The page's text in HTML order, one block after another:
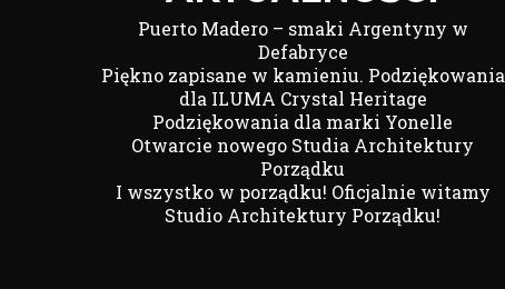
Puerto Madero – smaki Argentyny w
Defabryce
Piękno zapisane w kamieniu. Podziękowania
dla ILUMA Crystal Heritage
Podziękowania dla marki Yonelle
Otwarcie nowego Studia Architektury
Porządku
I wszystko w porządku! Oficjalnie witamy
Studio Architektury Porządku!